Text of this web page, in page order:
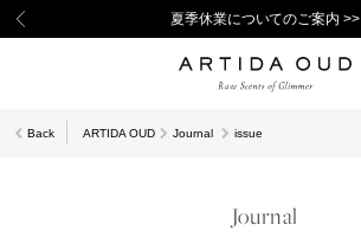
夏季休業についてのご案内 >>
Back ARTIDA OUD Journal issue
Journal